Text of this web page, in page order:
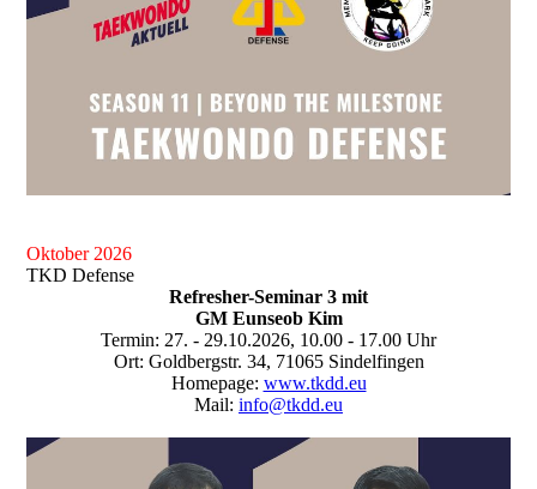
Oktober 2026
TKD Defense
Refresher-Seminar 3 mit
GM Eunseob Kim
Termin: 27. - 29.10.2026, 10.00 - 17.00 Uhr
Ort: Goldbergstr. 34, 71065 Sindelfingen
Homepage: www.tkdd.eu
Mail: info@tkdd.eu